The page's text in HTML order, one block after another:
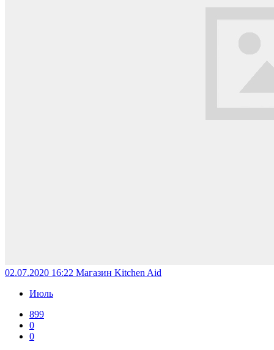
02.07.2020 16:22 Магазин Kitchen Aid
Июль
899
0
0